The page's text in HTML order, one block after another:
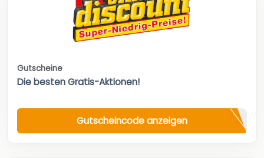
Gutscheine
Die besten Gratis-Aktionen!
Gutscheincode anzeigen